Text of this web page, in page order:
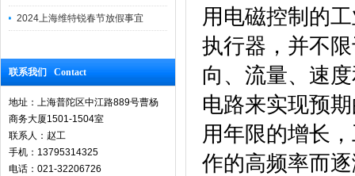
2024上海维特锐春节放假事宜
联系我们 Contact
地址：上海普陀区中江路889号曹杨
商务大厦1501-1504室
联系人：赵工
手机：13795314325
电话：021-32206726
用电磁控制的
执行器，并不
向、流量、速
电路来实现预
用年限的增长
作的高频率而